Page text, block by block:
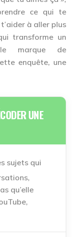
ce qui te
à aller plus
transforme un
marque de
enquête, une
UNE
sujets qui
qu’elle